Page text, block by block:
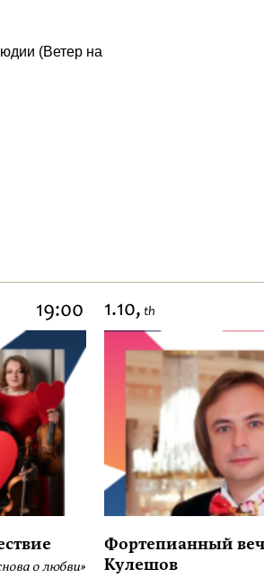
(Ветер на
19:00
о любви»
1.10, th
Фортепианный
Кулешов